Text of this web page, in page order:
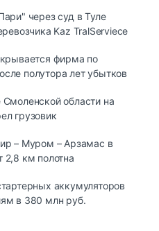
через суд в Туле
Kaz TralServiece
фирма по
полутора лет убытков
области на
грузовик
– Муром – Арзамас в
2,8 км полотна
аккумуляторов
в 380 млн руб.